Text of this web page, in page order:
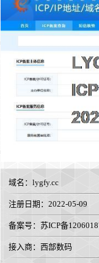
域名： lygfy.cc
注册日期：2022-05-09
备案号：苏ICP备
接入商： 西部数码